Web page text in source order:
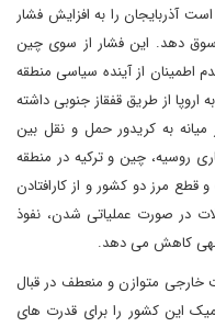
آذربایجان را به افزایش فشار
سوق دهد. این فشار از سوی چین
اطمینان از آینده سیاسی منطقه
اروپا از طریق قفقاز جنوبی داشته
به کریدور حمل و نقل بین
روسیه، چین و ترکیه در منطقه
قطع مرز دو کشور و از کارافتادن
در صورت عملیاتی شدن، نفوذ
کاهش می دهد.
خارجی متوازن و منعطف در قبال
این کشور را برای قدرت های